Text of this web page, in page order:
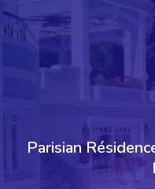
Parisian